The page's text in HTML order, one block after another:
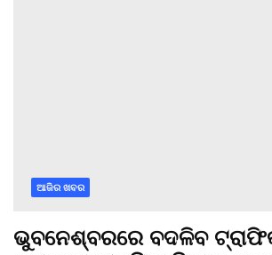
ଆଜିର ଖବର
ଭୁବନେଶ୍ବରରେ ବଦଳିବ